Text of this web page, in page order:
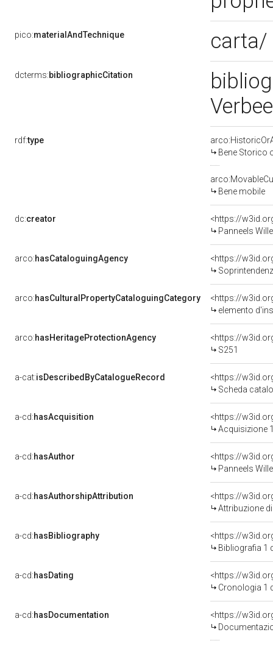
pico:materialAndTechnique
dcterms:bibliographicCitation
rdf:type
Bene Storico
Bene mobile
dc:creator
<https://
Panneels
arco:hasCataloguingAgency
<https://
arco:hasCulturalPropertyCataloguingCategory
<https://
elemento
arco:hasHeritageProtectionAgency
<https://
S251
a-cat:isDescribedByCatalogueRecord
<https://
Scheda
a-cd:hasAcquisition
<https://
Acquisizione
a-cd:hasAuthor
<https://
Panneels
a-cd:hasAuthorshipAttribution
<https://
Attribuzione
a-cd:hasBibliography
<https://
Bibliografia 1
a-cd:hasDating
<https://
Cronologia 1
a-cd:hasDocumentation